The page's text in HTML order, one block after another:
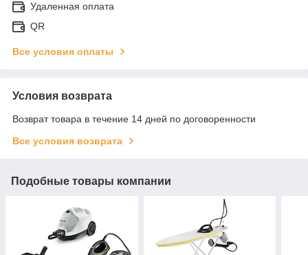
Удаленная оплата
QR
Все условия оплаты
Условия возврата
Возврат товара в течение 14 дней по договоренности
Все условия возврата
Подобные товары компании